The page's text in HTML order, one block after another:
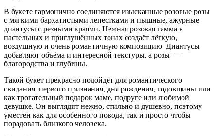
В букете гармонично соединяются изысканные розовые розы
с мягкими бархатистыми лепестками и пышные, ажурные
диантусы с резными краями. Нежная розовая гамма в
пастельных и приглушённых тонах создаёт лёгкую,
воздушную и очень романтичную композицию. Диантусы
добавляют объёма и интересной текстуры, а розы —
благородства и глубины.
Такой букет прекрасно подойдёт для романтического
свидания, первого признания, дня рождения, годовщины или
как трогательный подарок маме, подруге или любимой
девушке. Он выглядит нежно, стильно и душевно, поэтому
уместен как для особенного повода, так и просто чтобы
порадовать близкого человека.